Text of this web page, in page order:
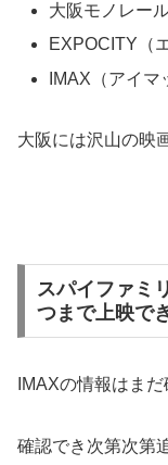
大阪モノレー
EXPOCITY（
IMAX（アイ
大阪には沢山の映
スパイファミ
つまで上映で
IMAXの情報はま
確認でき次第次第